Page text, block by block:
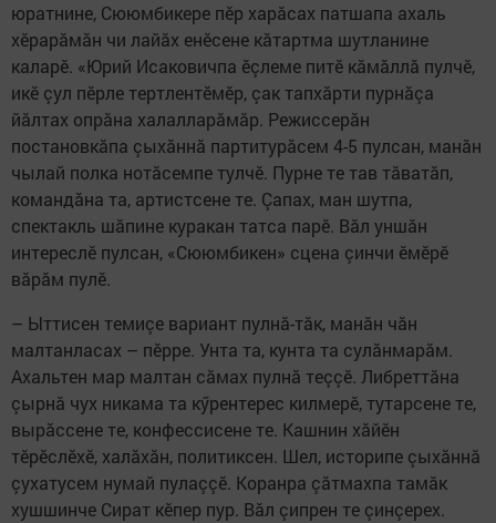
юратнине, Сююмбикере пӗр харăсах патшапа ахаль
хӗрарăмăн чи лайăх енӗсене кăтартма шутланине
каларӗ. «Юрий Исаковичпа ӗçлеме питӗ кăмăллă пулчӗ,
икӗ çул пӗрле тертлентӗмӗр, çак тапхăрти пурнăçа
йăлтах опрăна халалларăмăр. Режиссерăн
постановкăпа çыхăннă партитурăсем 4-5 пулсан, манăн
чылай полка нотăсемпе тулчӗ. Пурне те тав тăватăп,
командăна та, артистсене те. Çапах, ман шутпа,
спектакль шăпине куракан татса парӗ. Вăл уншăн
интереслӗ пулсан, «Сююмбикен» сцена çинчи ӗмӗрӗ
вăрăм пулӗ.
– Ыттисен темиçе вариант пулнă-тăк, манăн чăн
малтанласах – пӗрре. Унта та, кунта та сулăнмарăм.
Ахальтен мар малтан сăмах пулнă теççӗ. Либреттăна
çырнă чух никама та кӳрентерес килмерӗ, тутарсене те,
вырăссене те, конфессисене те. Кашнин хăйӗн
тӗрӗслӗхӗ, халăхăн, политиксен. Шел, историпе çыхăннă
çухатусем нумай пулаççӗ. Коранра çăтмахпа тамăк
хушшинче Сират кӗпер пур. Вăл çипрен те çинçерех.